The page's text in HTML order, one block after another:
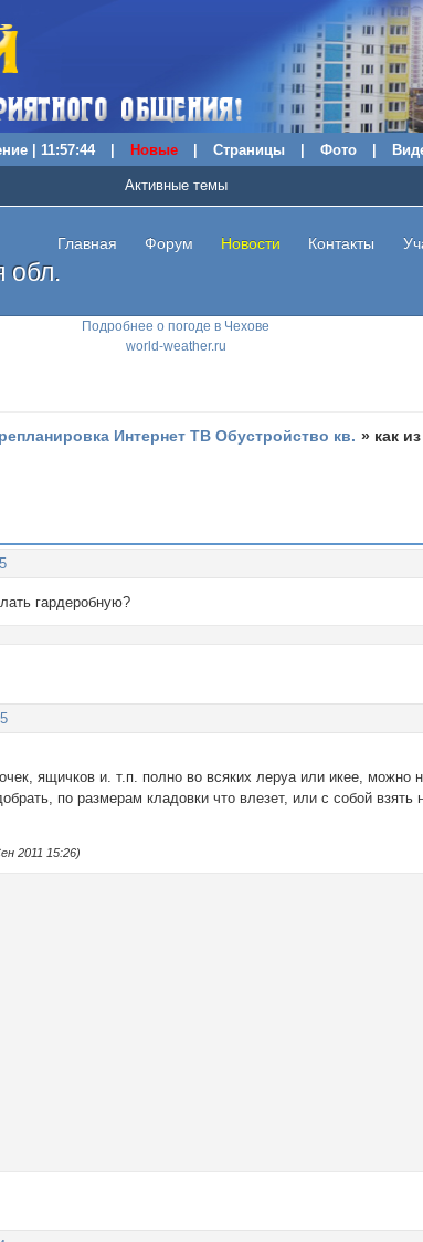
| 11:57:45 Новые Страницы Фото
Подробнее о погоде в Чехове
world-weather.ru
обл.
Главная Форум Новости Контакты
Активные темы
Интернет ТВ Обустройство кв. » как
гардеробную?
ящичков и. т.п. полно во всяких леруа или икее, можно
по размерам кладовки что влезет, или с собой
2011 15:26)